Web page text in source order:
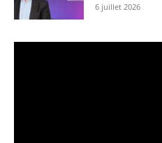
6 juillet 2026